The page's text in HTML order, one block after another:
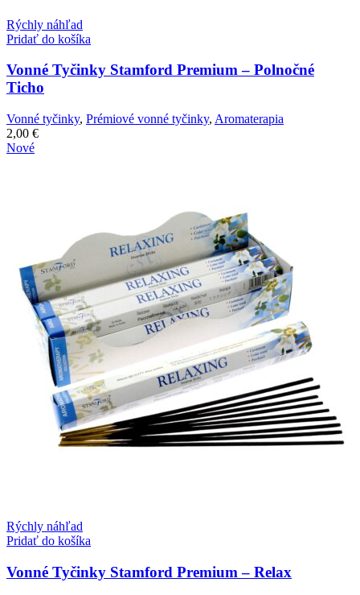
Rýchly náhľad
Pridať do košíka
Vonné Tyčinky Stamford Premium – Polnočné
Ticho
Vonné tyčinky, Prémiové vonné tyčinky, Aromaterapia
2,00 €
Nové
Rýchly náhľad
Pridať do košíka
Vonné Tyčinky Stamford Premium – Relax